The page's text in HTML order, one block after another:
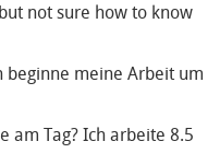
not sure how to know
beginne meine Arbeit um
am Tag? Ich arbeite 8.5